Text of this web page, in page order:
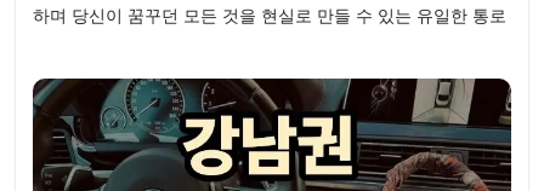
하며 당신이 꿈꾸던 모든 것을 현실로 만들 수 있는 유일한 통로